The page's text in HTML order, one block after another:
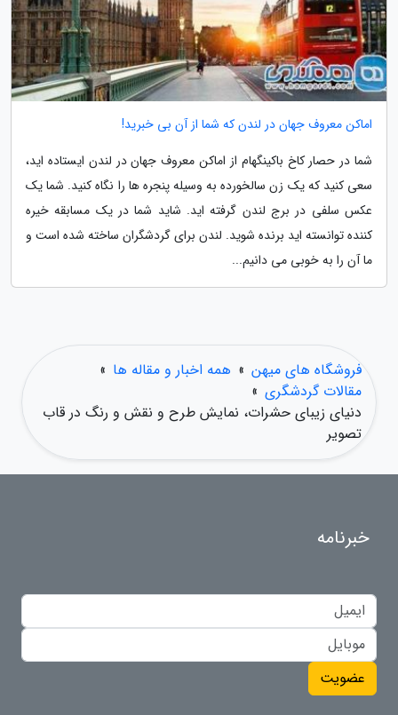
اماکن معروف جهان در لندن که شما از آن بی خبرید!
شما در حصار کاخ باکینگهام از اماکن معروف جهان در لندن ایستاده اید،
سعی کنید که یک زن سالخورده به وسیله پنجره ها را نگاه کنید. شما یک
عکس سلفی در برج لندن گرفته اید. شاید شما در یک مسابقه خیره
کننده توانسته اید برنده شوید. لندن برای گردشگران ساخته شده است و
ما آن را به خوبی می دانیم...
فروشگاه های میهن » همه اخبار و مقاله ها »
مقالات گردشگری »
دنیای زیبای حشرات، نمایش طرح و نقش و رنگ در قاب
تصویر
خبرنامه
عضویت